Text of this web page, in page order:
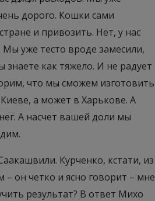
дорого. Кошки сами
и привозить. Нет, у нас
Мы уже тесто вроде замесили,
знаете как тяжело. И не радует
что мы сможем изготовить
а может в Харькове. А
А насчет вашей доли мы
Курченко, кстати, из
он четко и ясно говорит – мне
результат? В ответ Михо